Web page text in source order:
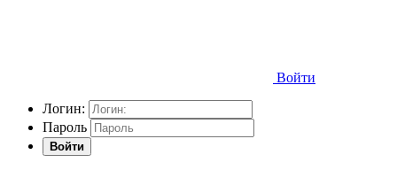
Войти
Логин:
Пароль
Войти